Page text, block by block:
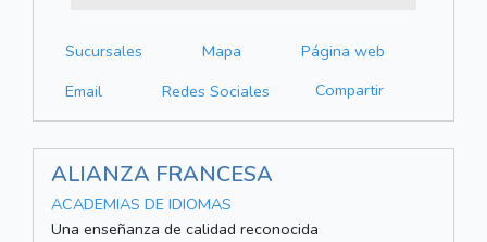
Sucursales Mapa
Página web
Email
Redes Sociales Compartir
ALIANZA FRANCESA
ACADEMIAS DE IDIOMAS
Una enseñanza de calidad reconocida